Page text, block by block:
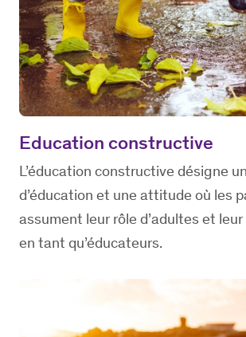
Education constructive
L’éducation constructive désigne
d’éducation et une attitude où les
assument leur rôle d’adultes et
en tant qu’éducateurs.